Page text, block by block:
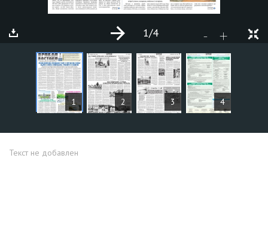
1 2 3 4
- +
1/4
СТАТЬИ
Текст не добавлен